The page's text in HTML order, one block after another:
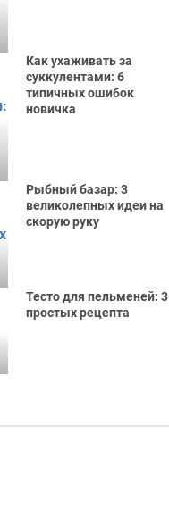
Как ухаживать за
суккулентами: 6
типичных ошибок
новичка
Рыбный базар: 3
великолепных идеи на
скорую руку
Тесто для пельменей: 3
простых рецепта